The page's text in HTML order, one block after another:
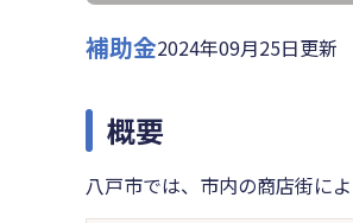
補助金2024年09月25日更新
概要
八戸市では、市内の商店街に